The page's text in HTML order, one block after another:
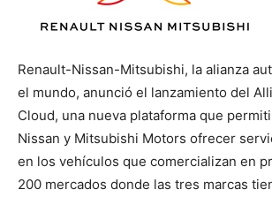
Renault-Nissan-Mitsubishi, la alianza
el mundo, anunció el lanzamiento del
Cloud, una nueva plataforma que
Nissan y Mitsubishi Motors ofrecer
en los vehículos que comercializan en
200 mercados donde las tres marcas